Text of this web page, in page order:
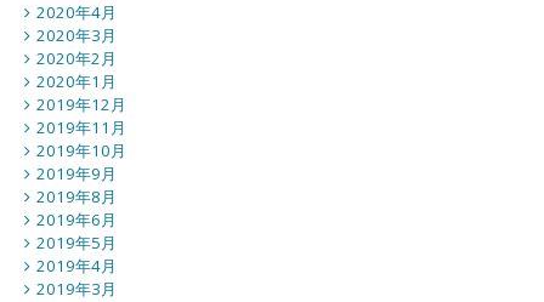
2020年4月
2020年3月
2020年2月
2020年1月
2019年12月
2019年11月
2019年10月
2019年9月
2019年8月
2019年6月
2019年5月
2019年4月
2019年3月